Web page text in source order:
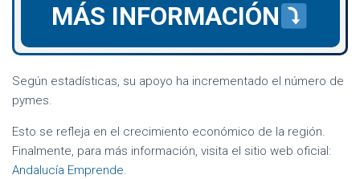
MÁS INFORMACIÓN
Según estadísticas, su apoyo ha incrementado el número de
pymes.
Esto se refleja en el crecimiento económico de la región.
Finalmente, para más información, visita el sitio web oficial:
Andalucía Emprende.